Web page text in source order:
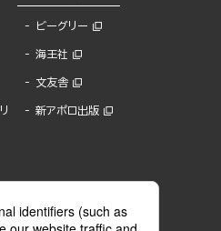
ビーグリー
海王社
文友舎
新アポロ出版